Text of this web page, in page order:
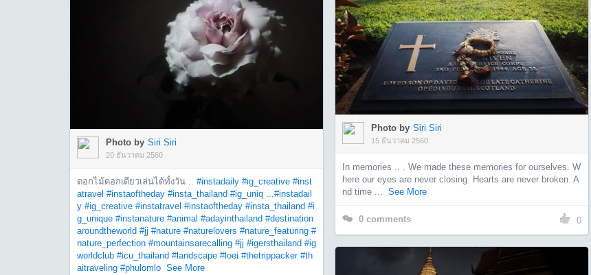
Photo by Siri Siri
20 ธันวาคม 2560
ดอกไม้ดอกเดียวเล่นได้ทั้งวัน .. #instadaily #ig_creative #inst
atravel #instaoftheday #insta_thailand #ig_uniq ...#instadail
y #ig_creative #instatravel #instaoftheday #insta_thailand #i
g_unique #instanature #animal #adayinthailand #destination
aroundtheworld #jj #nature #naturelovers #nature_featuring #
nature_perfection #mountainsarecalling #jj #igersthailand #ig
worldclub #icu_thailand #landscape #loei #thetrippacker #th
aitraveling #phulomlo See More
Photo by Siri Siri
15 ธันวาคม 2560
In memories .. . We made these memories for ourselves. W
here our eyes are never closing. Hearts are never broken. A
nd time ... See More
0 comments 0